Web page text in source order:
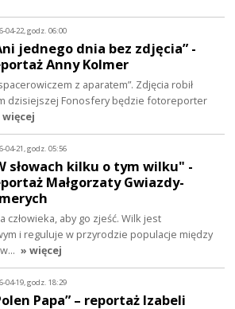
04-22, godz. 06:00
jednego dnia bez zdjęcia” -
Anny Kolmer
z aparatem”. Zdjęcia robił
dzisiejszej Fonosfery będzie fotoreporter
więcej
04-21, godz. 05:56
słowach kilku o tym wilku" -
Małgorzaty Gwiazdy-
człowieka, aby go zjeść. Wilk jest
i reguluje w przyrodzie populacje między
» więcej
04-19, godz. 18:29
Papa” – reportaż Izabeli